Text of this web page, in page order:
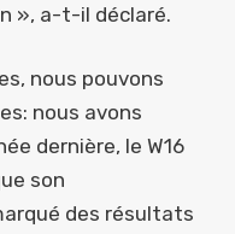
», a-t-il déclaré.
nous pouvons
nous avons
dernière, le W16
son
des résultats